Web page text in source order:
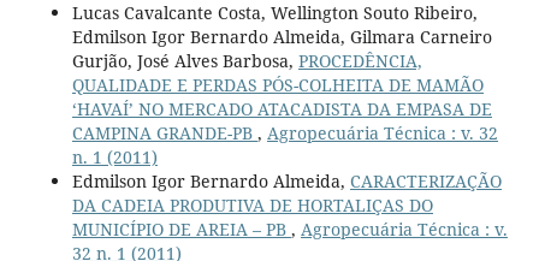
Lucas Cavalcante Costa, Wellington Souto Ribeiro,
Edmilson Igor Bernardo Almeida, Gilmara Carneiro
Gurjão, José Alves Barbosa, PROCEDÊNCIA,
QUALIDADE E PERDAS PÓS-COLHEITA DE MAMÃO
‘HAVAÍ’ NO MERCADO ATACADISTA DA EMPASA DE
CAMPINA GRANDE-PB , Agropecuária Técnica : v. 32
n. 1 (2011)
Edmilson Igor Bernardo Almeida, CARACTERIZAÇÃO
DA CADEIA PRODUTIVA DE HORTALIÇAS DO
MUNICÍPIO DE AREIA – PB , Agropecuária Técnica : v.
32 n. 1 (2011)